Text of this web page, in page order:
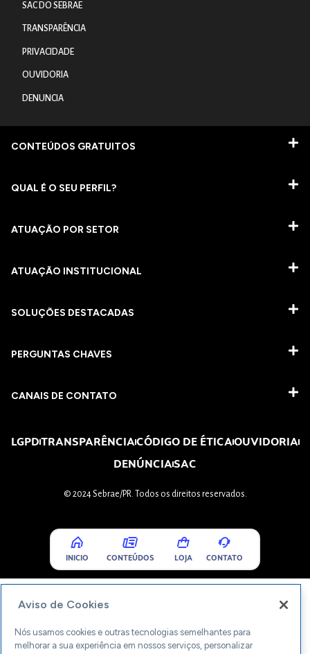
SAC DO SEBRAE
TRANSPARÊNCIA
PRIVACIDADE
OUVIDORIA
DENUNCIA
CONTEÚDOS GRATUITOS
QUAL É O SEU PERFIL?
ATUAÇÃO POR SETOR
ATUAÇÃO INSTITUCIONAL
SOLUÇÕES DESTACADAS
PERGUNTAS CHAVES​
CANAIS DE CONTATO
LGPDTRANSPARÊNCIACÓDIGO DE ÉTICAOUVIDORIA
DENÚNCIASAC
© 2024 Sebrae/PR. Todos os direitos reservados.
INICIO CONTEÚDOS LOJA CONTATO
Aviso de Cookies
Nós usamos cookies e outras tecnologias semelhantes para
melhorar a sua experiência em nossos serviços, personalizar